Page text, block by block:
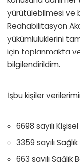
yürütülebilmesi ve
Reahabilitasyon
yükümlülüklerini
için toplanmakta
bilgilendirildim.
İşbu kişiler
6698 sayılı
3359 sayılı
663 sayılı Sağlık